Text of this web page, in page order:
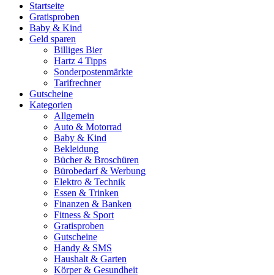
Startseite
Gratisproben
Baby & Kind
Geld sparen
Billiges Bier
Hartz 4 Tipps
Sonderpostenmärkte
Tarifrechner
Gutscheine
Kategorien
Allgemein
Auto & Motorrad
Baby & Kind
Bekleidung
Bücher & Broschüren
Bürobedarf & Werbung
Elektro & Technik
Essen & Trinken
Finanzen & Banken
Fitness & Sport
Gratisproben
Gutscheine
Handy & SMS
Haushalt & Garten
Körper & Gesundheit